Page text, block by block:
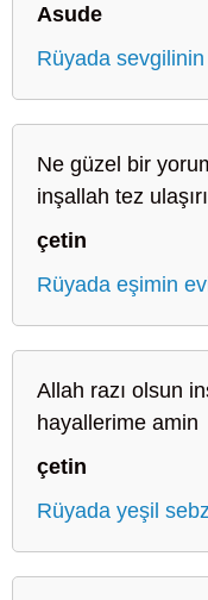
Asude
Rüyada
Ne güzel bir
inşallah tez
çetin
Rüyada eşimin
Allah razı olsun
hayallerime amin
çetin
Rüyada yeşil